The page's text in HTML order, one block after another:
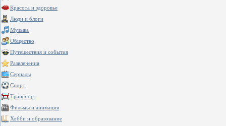
Красота и здоровье
Люди и блоги
Музыка
Общество
Путешествия и события
Развлечения
Сериалы
Спорт
Транспорт
Фильмы и анимация
Хобби и образование